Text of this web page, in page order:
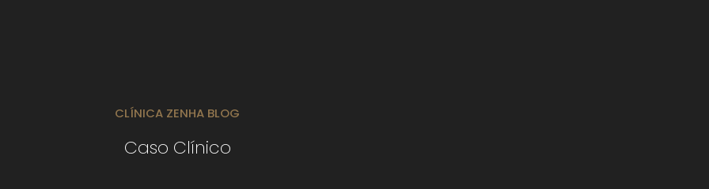
CLÍNICA ZENHA BLOG
Caso Clínico